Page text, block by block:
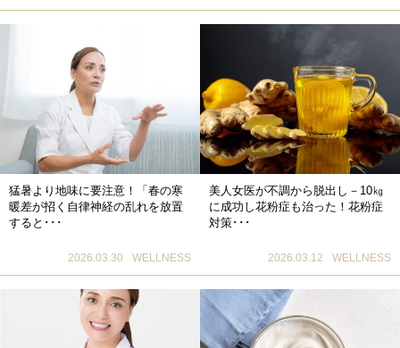
猛暑より地味に要注意！「春の寒
暖差が招く自律神経の乱れを放置
すると･･･
2026.03.30 WELLNESS
美人女医が不調から脱出し－10㎏
に成功し花粉症も治った！花粉症
対策･･･
2026.03.12 WELLNESS